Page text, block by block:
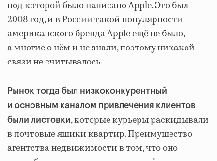
под которой было написано Apple. Это был
2008 год, и в России такой популярности
американского бренда Apple ещё не было,
а многие о нём и не знали, поэтому никакой
связи не считывалось.
Рынок тогда был низкоконкурентный
и основным каналом привлечения клиентов
были листовки, которые курьеры раскидывали
в почтовые ящики квартир. Преимущество
агентства недвижимости в том, что оно